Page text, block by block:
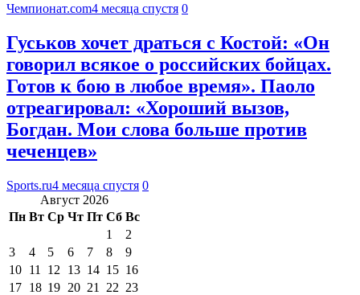
Чемпионат.com4 месяца спустя 0
Гуськов хочет драться с Костой: «Он
говорил всякое о российских бойцах.
Готов к бою в любое время». Паоло
отреагировал: «Хороший вызов,
Богдан. Мои слова больше против
чеченцев»
Sports.ru4 месяца спустя 0
Август 2026
Пн Вт Ср Чт Пт Сб Вс
1
2
3
4 5 6 7 8
9
10 11 12 13 14 15 16
17 18 19 20 21 22 23